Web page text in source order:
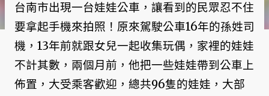
台南市出現一台娃娃公車，讓看到的民眾忍不住
要拿起手機來拍照！原來駕駛公車16年的孫姓司
機，13年前就跟女兒一起收集玩偶，家裡的娃娃
不計其數，兩個月前，他把一些娃娃帶到公車上
佈置，大受乘客歡迎，總共96隻的娃娃，大部